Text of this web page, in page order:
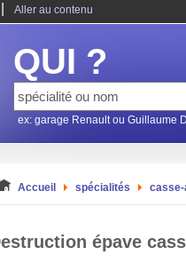
Aller au contenu
QUI ?
ex: garage Renault ou Guillaume
Accueil spécialités
épave